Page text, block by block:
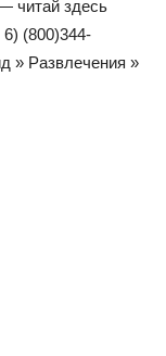
читай здесь
6) (800)344-
» Развлечения »